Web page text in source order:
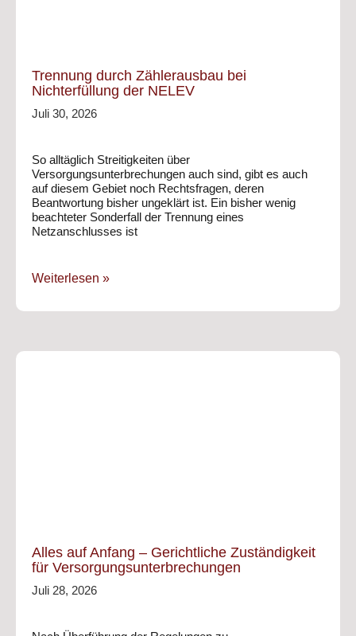
Trennung durch Zählerausbau bei
Nichterfüllung der NELEV
Juli 30, 2026
So alltäglich Streitigkeiten über
Versorgungsunterbrechungen auch sind, gibt es auch
auf diesem Gebiet noch Rechtsfragen, deren
Beantwortung bisher ungeklärt ist. Ein bisher wenig
beachteter Sonderfall der Trennung eines
Netzanschlusses ist
Weiterlesen »
Alles auf Anfang – Gerichtliche Zuständigkeit
für Versorgungsunterbrechungen
Juli 28, 2026